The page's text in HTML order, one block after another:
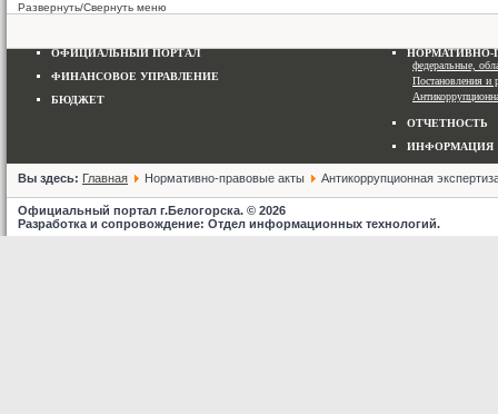
Развернуть/Свернуть меню
ОФИЦИАЛЬНЫЙ ПОРТАЛ
ФИНАНСОВОЕ УПРАВЛЕНИЕ
БЮДЖЕТ
НОРМАТИВНО-
федеральные,
Постановления и
ОТЧЕТНОСТЬ
ИНФОРМАЦИЯ
Вы здесь: Главная Нормативно-правовые акты Антикоррупционная
Официальный портал г.Белогорска. © 2026
Разработка и сопровождение: Отдел информационных технологий.